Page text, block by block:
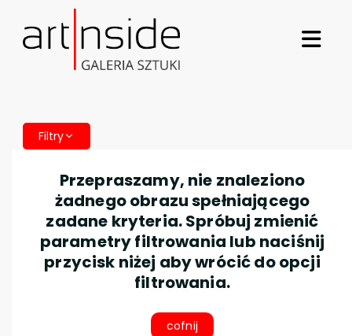
Filtry
Przepraszamy, nie znaleziono
żadnego obrazu spełniającego
zadane kryteria. Spróbuj zmienić
parametry filtrowania lub naciśnij
przycisk niżej aby wrócić do opcji
filtrowania.
cofnij